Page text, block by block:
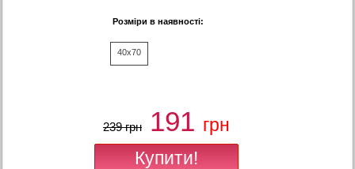
Розміри в наявності:
40x70
239 грн 191 грн